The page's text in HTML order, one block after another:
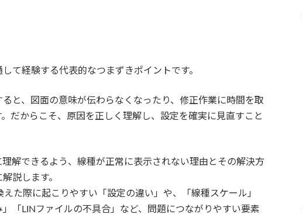
て経験する代表的なつまずきポイントです。
と、図面の意味が伝わらなくなったり、修正作業に時間を取
だからこそ、原因を正しく理解し、設定を確実に見直すこと
解できるよう、線種が正常に表示されない理由とその解決方
説します。
た際に起こりやすい「設定の違い」や、「線種スケール」
「LINファイルの不具合」など、問題につながりやすい要素